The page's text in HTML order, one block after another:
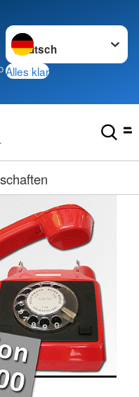
Sprache wechseln zu
Alles klar